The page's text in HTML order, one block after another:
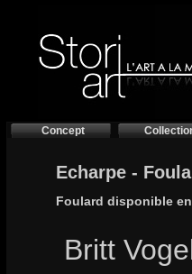
Concept
Echarpe -
Foulard disponible
Britt